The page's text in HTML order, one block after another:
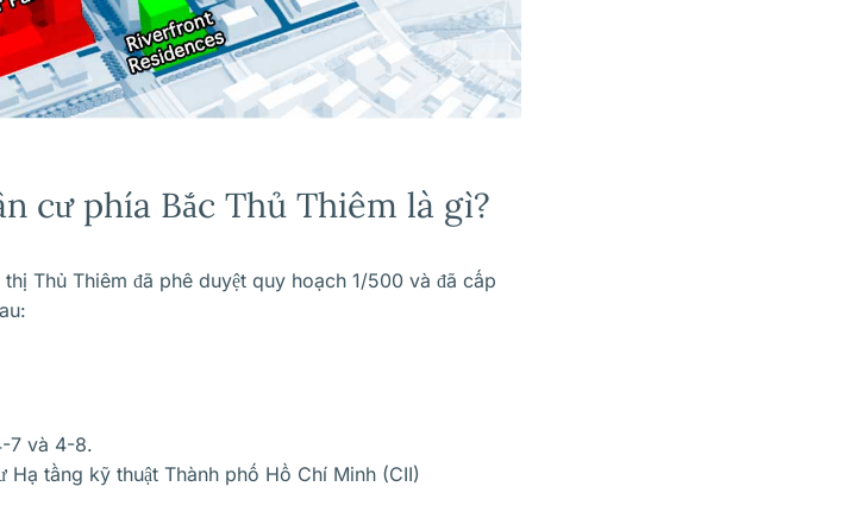
cư phía Bắc Thủ Thiêm là gì?
Thủ Thiêm đã phê duyệt quy hoạch 1/500 và đã cấp
7 và 4-8.
tầng kỹ thuật Thành phố Hồ Chí Minh (CII)